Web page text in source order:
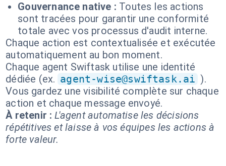
Gouvernance native : Toutes les actions
sont tracées pour garantir une conformité
totale avec vos processus d'audit interne.
Chaque action est contextualisée et exécutée
automatiquement au bon moment.
Chaque agent Swiftask utilise une identité
dédiée (ex. agent-wise@swiftask.ai ).
Vous gardez une visibilité complète sur chaque
action et chaque message envoyé.
À retenir : L'agent automatise les décisions
répétitives et laisse à vos équipes les actions à
forte valeur.